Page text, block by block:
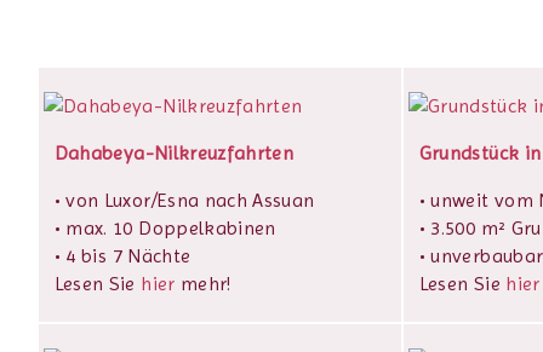
Dahabeya-Nilkreuzfahrten
• von Luxor/Esna nach Assuan
• max. 10 Doppelkabinen
• 4 bis 7 Nächte
Lesen Sie hier mehr!
Grundstück
• unweit vom
• 3.500 m²
•
Lesen Sie hier